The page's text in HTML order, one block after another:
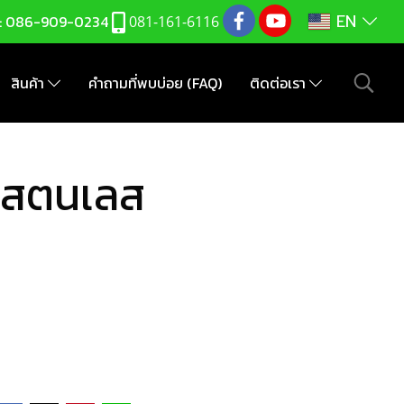
086-909-0234 081-161-6116 EN
สินค้า คำถามที่พบบ่อย (FAQ) ติดต่อเรา
ตนเลส